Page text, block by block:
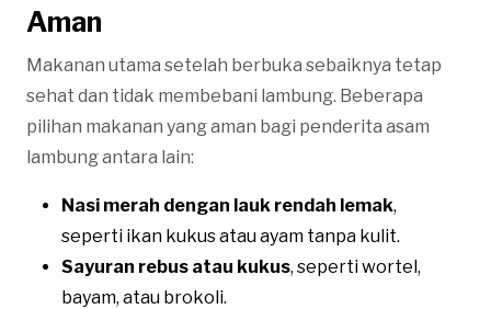
Aman
Makanan utama setelah berbuka sebaiknya tetap
sehat dan tidak membebani lambung. Beberapa
pilihan makanan yang aman bagi penderita asam
lambung antara lain:
Nasi merah dengan lauk rendah lemak,
seperti ikan kukus atau ayam tanpa kulit.
Sayuran rebus atau kukus, seperti wortel,
bayam, atau brokoli.